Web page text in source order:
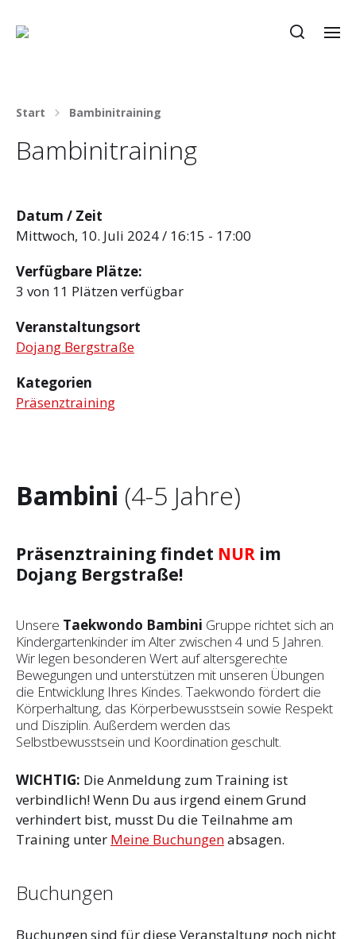
Start Bambinitraining
Bambinitraining
Datum / Zeit
Mittwoch, 10. Juli 2024 / 16:15 - 17:00
Verfügbare Plätze:
3 von 11 Plätzen verfügbar
Veranstaltungsort
Dojang Bergstraße
Kategorien
Präsenztraining
Bambini (4-5 Jahre)
Präsenztraining findet NUR im
Dojang Bergstraße!
Unsere Taekwondo Bambini Gruppe richtet sich an
Kindergartenkinder im Alter zwischen 4 und 5 Jahren.
Wir legen besonderen Wert auf altersgerechte
Bewegungen und unterstützen mit unseren Übungen
die Entwicklung Ihres Kindes. Taekwondo fördert die
Körperhaltung, das Körperbewusstsein sowie Respekt
und Disziplin. Außerdem werden das
Selbstbewusstsein und Koordination geschult.
WICHTIG: Die Anmeldung zum Training ist
verbindlich! Wenn Du aus irgend einem Grund
verhindert bist, musst Du die Teilnahme am
Training unter Meine Buchungenabsagen.
Buchungen
Buchungen sind für diese Veranstaltung noch nicht